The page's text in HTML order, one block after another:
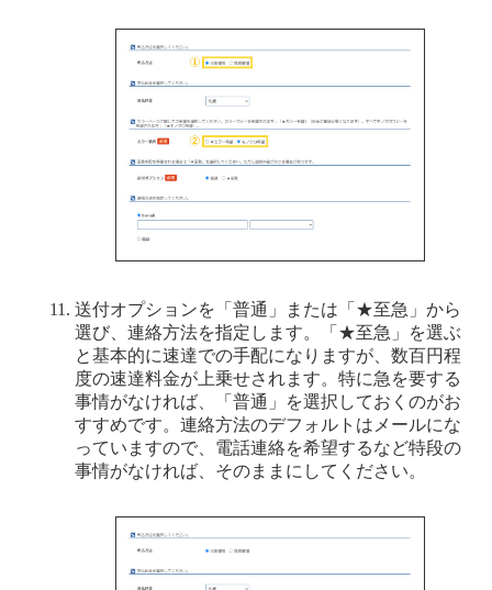
送付オプションを「普通」または「★至急」から
選び、連絡方法を指定します。「★至急」を選ぶ
と基本的に速達での手配になりますが、数百円程
度の速達料金が上乗せされます。特に急を要する
事情がなければ、「普通」を選択しておくのがお
すすめです。連絡方法のデフォルトはメールにな
っていますので、電話連絡を希望するなど特段の
事情がなければ、そのままにしてください。